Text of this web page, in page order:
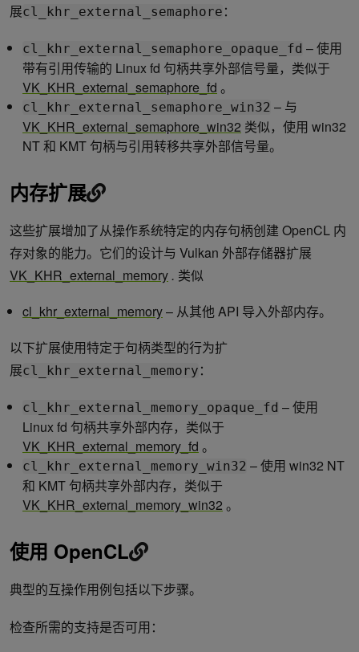
展cl_khr_external_semaphore ：
cl_khr_external_semaphore_opaque_fd – 使用
带有引用传输的 Linux fd 句柄共享外部信号量，类似于
VK_KHR_external_semaphore_fd 。
cl_khr_external_semaphore_win32 – 与
VK_KHR_external_semaphore_win32 类似，使用 win32
NT 和 KMT 句柄与引用转移共享外部信号量。
内存扩展
这些扩展增加了从操作系统特定的内存句柄创建 OpenCL 内
存对象的能力。它们的设计与 Vulkan 外部存储器扩展
VK_KHR_external_memory. 类似
cl_khr_external_memory– 从其他 API 导入外部内存。
以下扩展使用特定于句柄类型的行为扩
展cl_khr_external_memory ：
cl_khr_external_memory_opaque_fd – 使用
Linux fd 句柄共享外部内存，类似于
VK_KHR_external_memory_fd 。
cl_khr_external_memory_win32 – 使用 win32 NT
和 KMT 句柄共享外部内存，类似于
VK_KHR_external_memory_win32 。
使用 OpenCL
典型的互操作用例包括以下步骤。
检查所需的支持是否可用：